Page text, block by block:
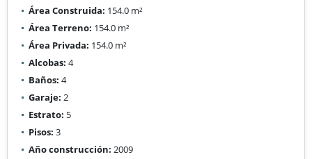
Área Construida: 154.0 m²
Área Terreno: 154.0 m²
Área Privada: 154.0 m²
Alcobas: 4
Baños: 4
Garaje: 2
Estrato: 5
Pisos: 3
Año construcción: 2009